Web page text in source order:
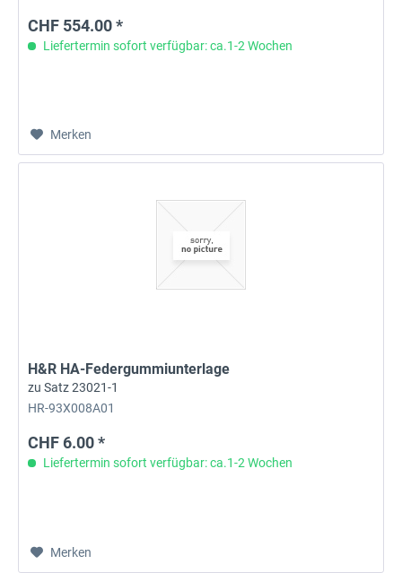
CHF 554.00 *
Liefertermin sofort verfügbar: ca.1-2 Wochen
Merken
H&R HA-Federgummiunterlage
zu Satz 23021-1
HR-93X008A01
CHF 6.00 *
Liefertermin sofort verfügbar: ca.1-2 Wochen
Merken